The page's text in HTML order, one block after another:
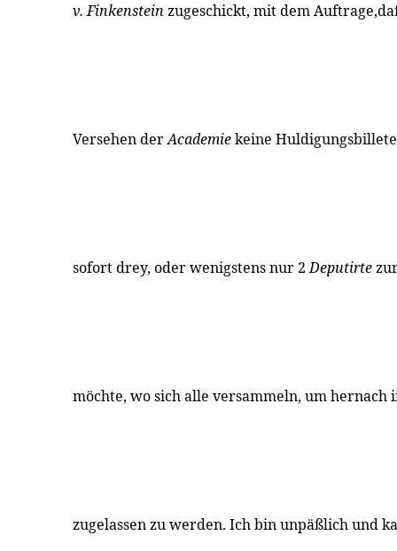
v. Finkenstein zugeschickt, mit dem
Versehen derAcademiekeine
sofort drey, oder wenigstens nur 2Deputirte
möchte, wo sich alle versammeln, um hernach
zugelassen zu werden. Ich bin unpäßlich und